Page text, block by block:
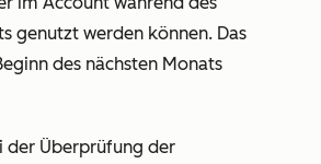
genutzt werden können. Das
des nächsten Monats
der Überprüfung der